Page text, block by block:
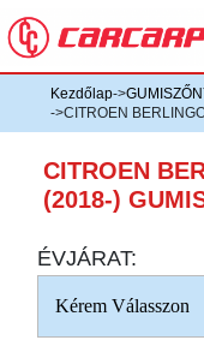
Kezdőlap->
->CITROEN
CITROEN
(2018-)
ÉVJÁRAT: